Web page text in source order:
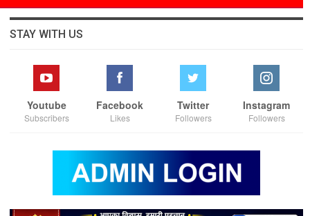
STAY WITH US
Youtube
Subscribers
Facebook
Likes
Twitter
Followers
Instagram
Followers